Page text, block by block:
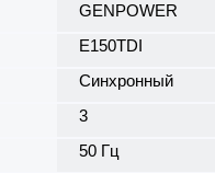
GENPOWER
E150TDI
Синхронный
3
50 Гц